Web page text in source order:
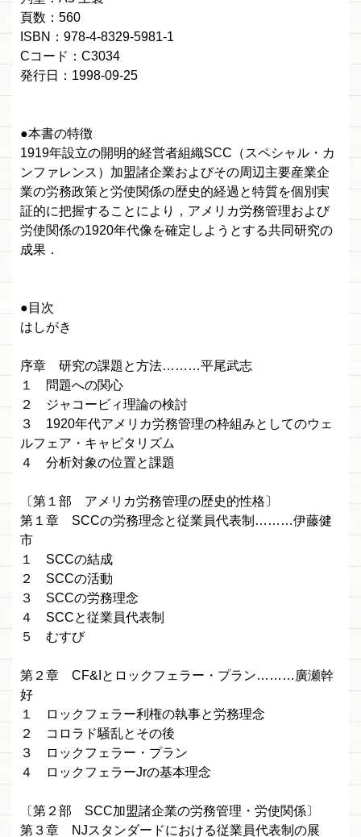
頁数：560
ISBN：978-4-8329-5981-1
Cコード：C3034
発行日：1998-09-25
●本書の特徴
1919年設立の開明的経営者組織SCC（スペシャル・カ
ンファレンス）加盟諸企業およびその周辺主要産業企
業の労務政策と労使関係の歴史的経過と特質を個別実
証的に把握することにより，アメリカ労務管理および
労使関係の1920年代像を確定しようとする共同研究の
成果．
●目次
はしがき
序章 研究の課題と方法………平尾武志
１ 問題への関心
２ ジャコービィ理論の検討
３ 1920年代アメリカ労務管理の枠組みとしてのウェ
ルフェア・キャピタリズム
４ 分析対象の位置と課題
〔第１部 アメリカ労務管理の歴史的性格〕
第１章 SCCの労務理念と従業員代表制………伊藤健
市
１ SCCの結成
２ SCCの活動
３ SCCの労務理念
４ SCCと従業員代表制
５ むすび
第２章 CF&Iとロックフェラー・プラン………廣瀬幹
好
１ ロックフェラー利権の執事と労務理念
２ コロラド騒乱とその後
３ ロックフェラー・プラン
４ ロックフェラーJrの基本理念
〔第２部 SCC加盟諸企業の労務管理・労使関係〕
第３章 NJスタンダードにおける従業員代表制の展